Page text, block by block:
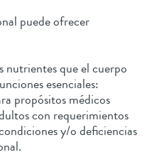
puede ofrecer
nutrientes que el cuerpo
esenciales:
propósitos médicos
con requerimientos
y/o deficiencias